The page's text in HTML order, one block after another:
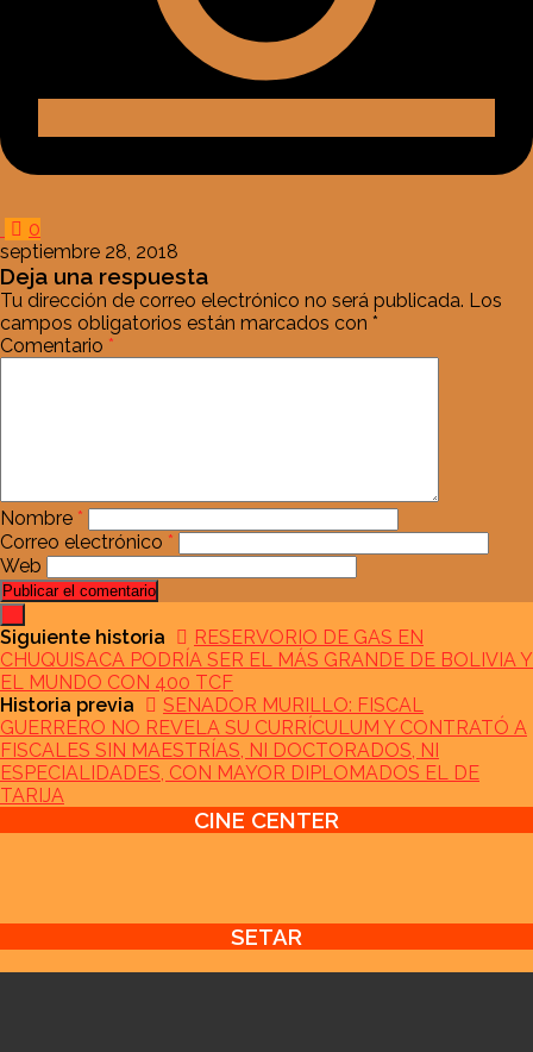
0
septiembre 28, 2018
Deja una respuesta
Tu dirección de correo electrónico no será publicada. Los
campos obligatorios están marcados con *
Comentario *
Nombre *
Correo electrónico *
Web
Siguiente historia
RESERVORIO DE GAS EN
CHUQUISACA PODRÍA SER EL MÁS GRANDE DE BOLIVIA Y
EL MUNDO CON 400 TCF
Historia previa
SENADOR MURILLO: FISCAL
GUERRERO NO REVELA SU CURRÍCULUM Y CONTRATÓ A
FISCALES SIN MAESTRÍAS, NI DOCTORADOS, NI
ESPECIALIDADES, CON MAYOR DIPLOMADOS EL DE
TARIJA
CINE CENTER
SETAR